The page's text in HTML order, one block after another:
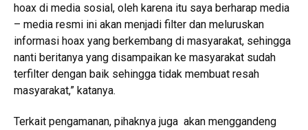
hoax di media sosial, oleh karena itu saya berharap media
– media resmi ini akan menjadi filter dan meluruskan
informasi hoax yang berkembang di masyarakat, sehingga
nanti beritanya yang disampaikan ke masyarakat sudah
terfilter dengan baik sehingga tidak membuat resah
masyarakat,” katanya.
Terkait pengamanan, pihaknya juga akan menggandeng